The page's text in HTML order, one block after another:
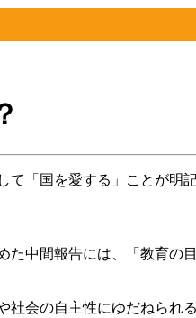
「国を愛する」ことが明
中間報告には、「教育の
会の自主性にゆだねられ